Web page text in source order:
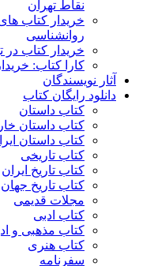
نقاط تهران
خریدار کتاب
روانشناسی
خریدار کتاب
کارا کتاب:
آثار نویسندگان
دانلود رایگان کتاب
کتاب داستان
کتاب داستان
کتاب داستان
کتاب تاریخی
کتاب تاریخ ایران
کتاب تاریخ جهان
مجلات قدیمی
کتاب ادبی
کتاب مذهبی و
کتاب هنری
سفرنامه